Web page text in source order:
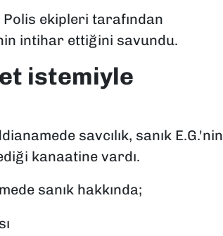
Polis ekipleri tarafından
intihar ettiğini savundu.
istemiyle
savcılık, sanık E.G.'nin
kanaatine vardı.
sanık hakkında;